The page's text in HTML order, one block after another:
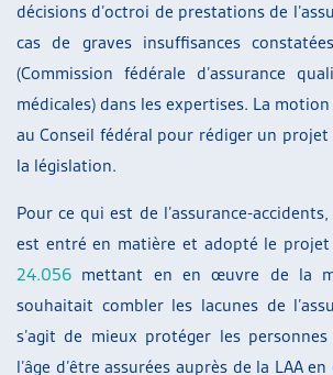
décisions d’octroi de prestations de
cas de graves insuffisances
(Commission fédérale d’assurance
médicales) dans les expertises. La
au Conseil fédéral pour rédiger un
la législation.
Pour ce qui est de l’assurance-
est entré en matière et adopté le projet
24.056 mettant en en œuvre de la
souhaitait combler les lacunes de
s’agit de mieux protéger les
l’âge d’être assurées auprès de la LAA